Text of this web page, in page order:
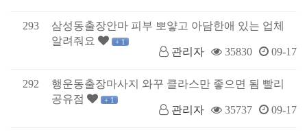
293
삼성동출장안마 피부 뽀얗고 아담한애 있는 업체
알려줘요
+ 1
관리자 35830 09-17
292
행운동출장마사지 와꾸 클라스만 좋으면 됨 빨리
공유점
+ 1
관리자 35737 09-17